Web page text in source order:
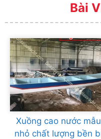
Bài
Xuồng cao nước mẫu
nhỏ chất lượng bền